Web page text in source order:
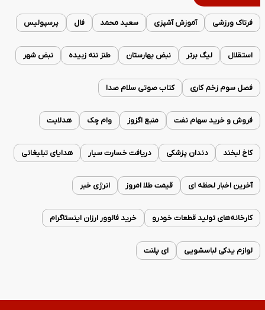
فرتاک ورزشی آموزش آشپزی سعید محمد فال پرسپولیس
استقلال لیگ برتر نبض بهارستان طنز ننه زبیده نبض شهر
فصل سوم زخم کاری کتاب صوتی سلام صدا
فروش و خرید سهام نفت منبع اگزوز وام چک هدلایت
کاخ لبخند دندان پزشکی دریافت خسارت سیار هدایای تبلیغاتی
آخرین اخبار لحظه ای قیمت طلا امروز انرژی خبر
کارخانه‌های تولید قطعات خودرو خرید فالوور ارزان اینستاگرام
لوازم یدکی لباسشویی ای پلنت